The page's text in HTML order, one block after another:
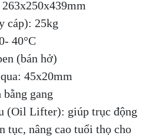
cáp): 25kg
40°C
(bán hở)
45x20mm
gang
(Oil Lifter): giúp trục động
tục, nâng cao tuổi thọ cho